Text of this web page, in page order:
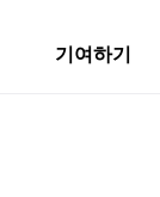
기여하기